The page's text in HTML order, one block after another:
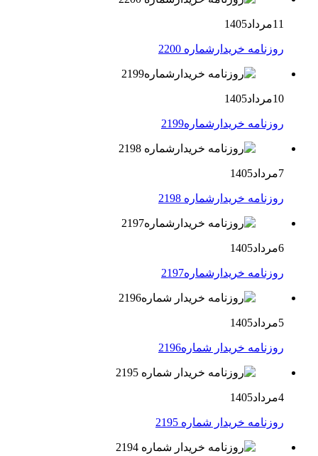
11مرداد1405
روزنامه خریدارشماره 2200
10مرداد1405
روزنامه خریدارشماره2199
7مرداد1405
روزنامه خریدارشماره 2198
6مرداد1405
روزنامه خریدارشماره2197
5مرداد1405
روزنامه خریدار شماره2196
4مرداد1405
روزنامه خریدار شماره 2195